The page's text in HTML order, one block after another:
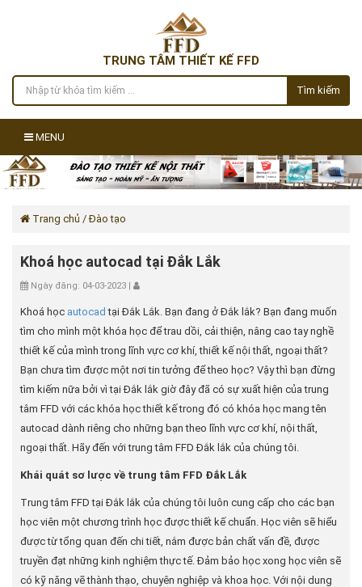
TRUNG TÂM THIẾT KẾ FFD
Tìm kiếm
MENU
Trang chủ / Đào tạo
Khoá học autocad tại Đắk Lắk
Ngày đăng: 04-03-2023 |
Khoá học autocad tại Đắk Lắk. Bạn đang ở Đắk lắk? Bạn đang muốn
tìm cho mình một khóa học để trau dồi, cải thiện, nâng cao tay nghề
thiết kế của mình trong lĩnh vực cơ khí, thiết kế nội thất, ngoại thất?
Bạn chưa tìm được một nơi tin tưởng để theo học? Vậy thì bạn đừng
tìm kiếm nữa bởi vì tại Đắk lắk giờ đây đã có sự xuất hiện của trung
tâm FFD với các khóa học thiết kế trong đó có khóa học mang tên
autocad dành riêng cho những bạn theo lĩnh vực cơ khí, nội thất,
ngoại thất. Hãy đến với trung tâm FFD Đắk lắk của chúng tôi.
Khái quát sơ lược về trung tâm FFD Đắk Lắk
Trung tâm FFD tại Đắk lắk của chúng tôi luôn cung cấp cho các bạn
học viên một chương trình học được thiết kế chuẩn. Học viên sẽ hiểu
được từ tổng quan đến chi tiết, nắm được bản chất vấn đề, được
truyền đạt những kinh nghiệm thực tế. Đảm bảo học xong học viên sẽ
có kỹ năng vẽ thành thạo, chuyên nghiệp và khoa học. Với nội dung